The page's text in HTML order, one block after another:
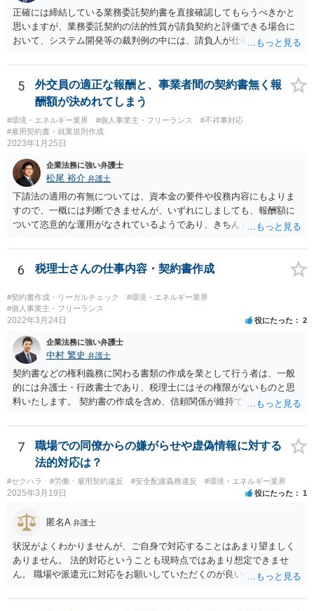
正確には締結している業務委託契約書を直接確認してもらうべきかと
思いますが、業務委託契約の法的性質が請負契約と評価できる場合に
おいて、システム開発等の裁判例の中には、請負人が仕事を完成させ
まで終えているか否かを基準として判断すべきであるという見解を示
しているものがあります。 このような見解を踏まえ、あなたのケー
スでも、予定していた最後の工程まで終えており、仕事は完成してい
る等と主張して行くことが考えられます。 もっとも、相手方はこの
ような見解は本件にはあてはまらない等を理由に、仕事の完成を認め
ないことが想定されます。 そのような場合には、裁判所に民事調停
もしれません。 いずれにしても、一度、業務委託契約書や納品した
記事等の証拠を持参の上、お住まいの地域の弁護士に直接相談してみ
てはいかがでしょうか。
5
外交員の適正な報酬と、事業者間の契約書無く報
酬額が決めれてしまう
#環境・エネルギー業界 #個人事業主・フリーランス
#不祥事対応
#雇用契約書・就業規則作成
2023年1月25日
企業法務に強い弁護士
松尾 裕介 弁護士
下請法の適用の有無については、資本金の要件や役務内容にもよりま
すので、一概には判断できませんが、いずれにしましても、報酬額に
ついて恣意的な運用がなされているようであり、きちんとした契約書
適用がある場合には、著しく低い下請代金を不当に定めることは禁止
されますが、そうでない場合には、基本的には、双方の合意に基づく
ことになります。 恣意的な運用による報酬の減額分については、当
初の合意に基づき報酬額の支払いが認められる余地があると考えられ
ます。
6 税理士さんの仕事内容・契約書作成
#契約書作成・リーガルチェック
#環境・エネルギー業界
#個人事業主・フリーランス
2022年3月24日 役にたった 2
企業法務に強い弁護士
中村 繁史 弁護士
契約書などの権利義務に関わる書類の作成を業として行う者は、一般
的には弁護士・行政書士であり、税理士にはその権限がないものと思
料いたします。 契約書の作成を含め、信頼関係が維持できないのであ
7
職場での同僚からの嫌がらせや虚偽情報に対する
法的対応は？
#セクハラ #労働・雇用契約違反 #安全配慮義務違反 #環境・エネルギー業界
2025年3月19日 役にたった 1
匿名A 弁護士
状況がよくわかりませんが、ご自身で対応することはあまり望ましく
ありません。 法的対応ということも現時点ではあまり想定できませ
ん。 職場や派遣元に対応をお願いしていただくのが良いのではないで